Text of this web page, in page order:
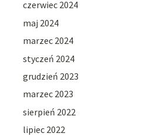
czerwiec 2024
maj 2024
marzec 2024
styczeń 2024
grudzień 2023
marzec 2023
sierpień 2022
lipiec 2022